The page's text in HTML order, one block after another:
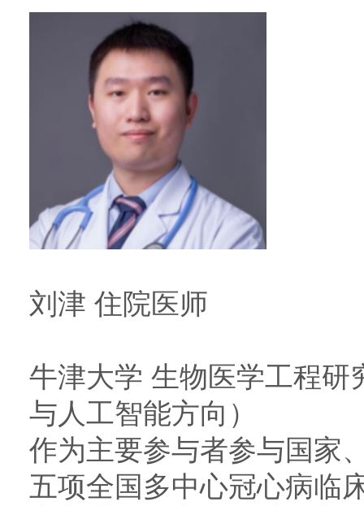
刘津 住院医师
牛津大学 生物医学工程研
与人工智能方向）
作为主要参与者参与国家
五项全国多中心冠心病临